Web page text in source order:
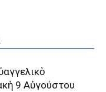
9 Αὐγούστου